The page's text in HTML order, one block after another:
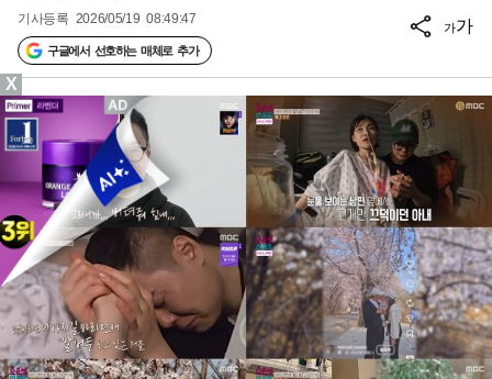
기사등록 2026/05/19 08:49:47
구글에서 선호하는 매체로 추가
가가
X